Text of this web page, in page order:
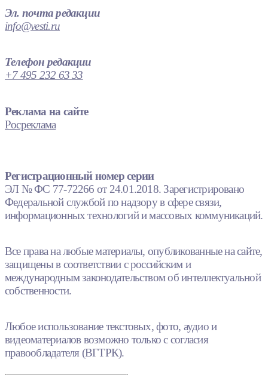
Эл. почта редакции
info@vesti.ru
Телефон редакции
+7 495 232 63 33
Реклама на сайте
Росреклама
Регистрационный номер серии
ЭЛ № ФС 77-72266 от 24.01.2018. Зарегистрировано
Федеральной службой по надзору в сфере связи,
информационных технологий и массовых коммуникаций.
Все права на любые материалы, опубликованные на сайте,
защищены в соответствии с российским и
международным законодательством об интеллектуальной
собственности.
Любое использование текстовых, фото, аудио и
видеоматериалов возможно только с согласия
правообладателя (ВГТРК).